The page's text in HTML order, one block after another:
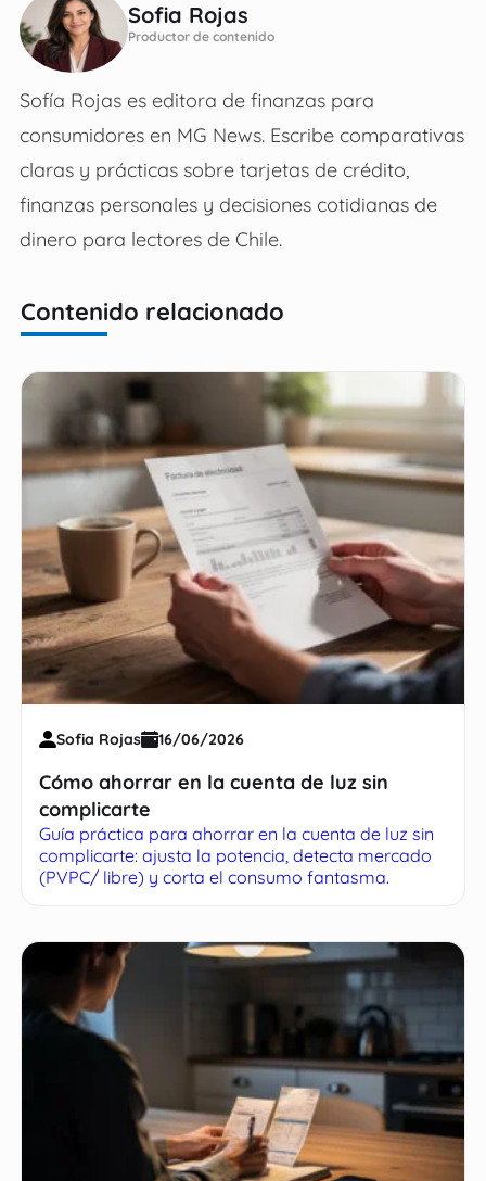
Sofia Rojas
Productor de contenido
Sofía Rojas es editora de finanzas para
consumidores en MG News. Escribe comparativas
claras y prácticas sobre tarjetas de crédito,
finanzas personales y decisiones cotidianas de
dinero para lectores de Chile.
Contenido relacionado
Sofia Rojas 16/06/2026
Cómo ahorrar en la cuenta de luz sin
complicarte
Guía práctica para ahorrar en la cuenta de luz sin
complicarte: ajusta la potencia, detecta mercado
(PVPC/ libre) y corta el consumo fantasma.